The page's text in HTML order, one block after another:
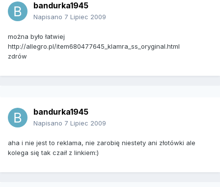
bandurka1945
Napisano 7 Lipiec 2009
można było łatwiej
http://allegro.pl/item680477645_klamra_ss_oryginal.html
zdrów
bandurka1945
Napisano 7 Lipiec 2009
aha i nie jest to reklama, nie zarobię niestety ani złotówki ale
kolega się tak czaił z linkiem:)